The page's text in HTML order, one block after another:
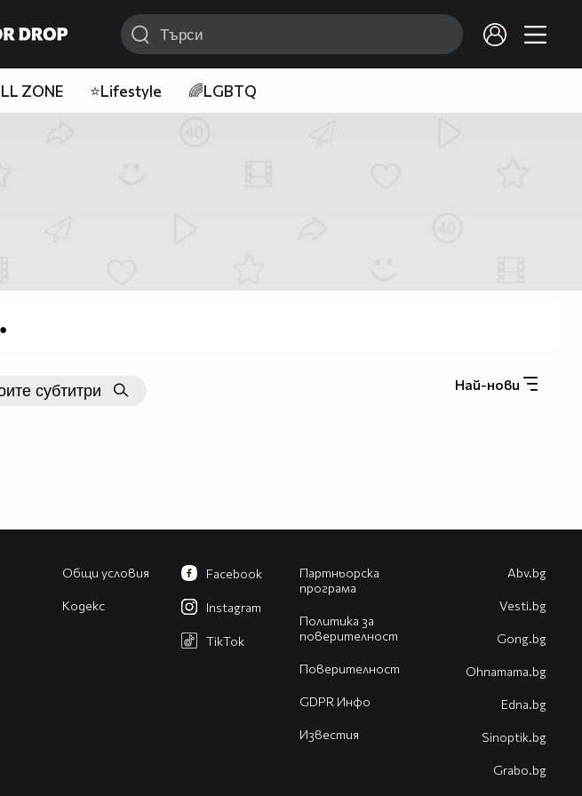
ZONE ⭐Lifestyle 🌈LGBTQ
Най-нови
Общи условия
Кодекс
Партньорска
програма
Политика за
поверителност
Поверителност
GDPR Инфо
Известия
Facebook
Instagram
TikTok
Abv.bg
Vesti.bg
Gong.bg
Оhnamama.bg
Edna.bg
Sinoptik.bg
Grabo.bg